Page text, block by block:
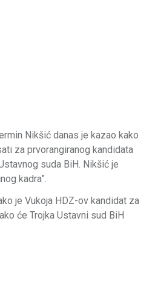
Nikšić danas je kazao kako
za prvorangiranog kandidata
suda BiH. Nikšić je
kadra”.
je Vukoja HDZ-ov kandidat za
će Trojka Ustavni sud BiH